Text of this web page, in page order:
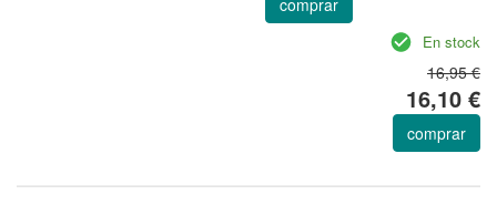
En stock
16,95 €
16,10 €
comprar